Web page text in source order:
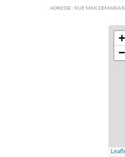
ADRESSE : RUE MAX DEMARIA
+
−